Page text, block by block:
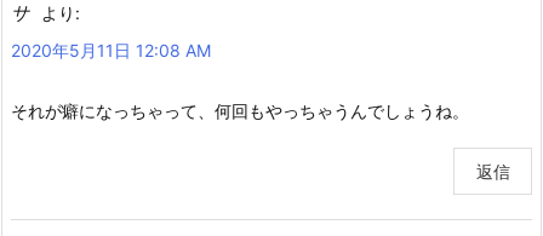
サ
より:
2020年5月11日 12:08 AM
それが癖になっちゃって、何回もやっちゃうんでしょうね。
返信